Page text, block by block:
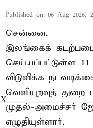
Published on: 06 Aug 2026,
சென்னை,
இலங்கைக்
செய்யப்பட்டுள்ள
விடுவிக்க
வெளியுறவுத் துறை
முதல்-அமைச்சர்
எழுதியுள்ளார்.
X